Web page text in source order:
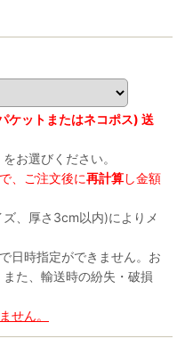
ケットまたはネコポス) 送
お選びください。
、ご注文後に再計算し金額
、厚さ3cm以内)によりメ
日時指定ができません。お
た、輸送時の紛失・破損
せん。